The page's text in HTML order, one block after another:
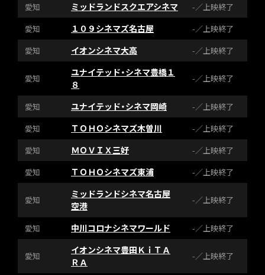
愛知
ミッドランドスクエアシネマ
-／上映終了
愛知
１０９シネマズ名古屋
-／上映終了
愛知
イオンシネマ大高 -／上映終了
愛知
ユナイテッド・シネマ豊橋１
８
-／上映終了
愛知 ユナイテッド・シネマ岡崎
-／上映終了
愛知
ＴＯＨＯシネマズ木曽川
-／上映終了
愛知
ＭＯＶＩＸ三好
-／上映終了
愛知
ＴＯＨＯシネマズ東浦 -／上映終了
愛知
ミッドランドシネマ名古屋
空港
-／上映終了
愛知 中川コロナシネマワールド -／上映終了
愛知
イオンシネマ豊田ＫｉＴＡ
ＲＡ
-／上映終了